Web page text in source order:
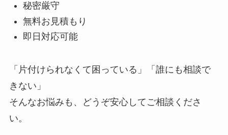
秘密厳守
無料お見積もり
即日対応可能
「片付けられなくて困っている」「誰にも相談で
きない」
そんなお悩みも、どうぞ安心してご相談くださ
い。